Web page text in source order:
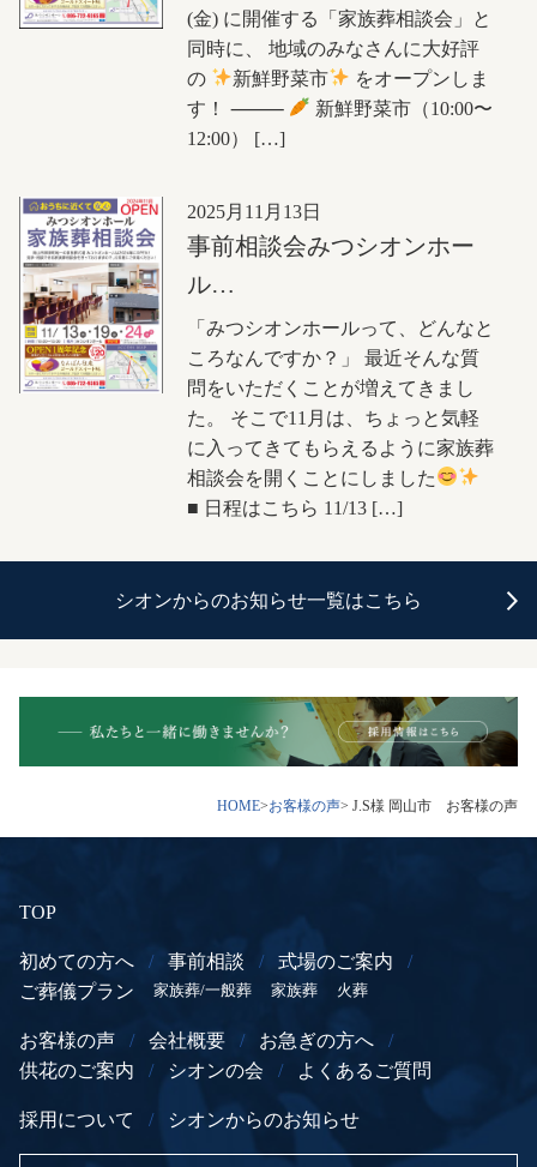
(金) に開催する「家族葬相談会」と
同時に、 地域のみなさんに大好評
の
新鮮野菜市
をオープンしま
す！ ⸻
新鮮野菜市（10:00〜
12:00） […]
2025月11月13日
事前相談会みつシオンホー
ル…
「みつシオンホールって、どんなと
ころなんですか？」 最近そんな質
問をいただくことが増えてきまし
た。 そこで11月は、ちょっと気軽
に入ってきてもらえるように家族葬
相談会を開くことにしました
■ 日程はこちら 11/13 […]
シオンからのお知らせ一覧はこちら
HOME>お客様の声> J.S様 岡山市 お客様の声
TOP
初めての方へ / 事前相談 / 式場のご案内
/
ご葬儀プラン
家族葬/一般葬 家族葬 火葬
お客様の声 / 会社概要 / お急ぎの方へ
/
供花のご案内
/ シオンの会 / よくあるご質問
採用について / シオンからのお知らせ